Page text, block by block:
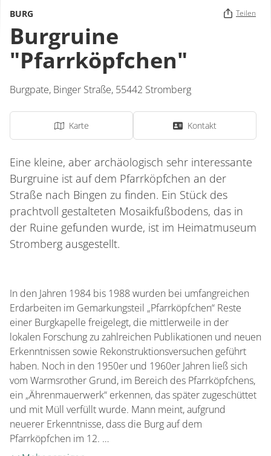
BURG Teilen
Burgruine
"Pfarrköpfchen"
Burgpate, Binger Straße, 55442 Stromberg
Karte Kontakt
Eine kleine, aber archäologisch sehr interessante
Burgruine ist auf dem Pfarrköpfchen an der
Straße nach Bingen zu finden. Ein Stück des
prachtvoll gestalteten Mosaikfußbodens, das in
der Ruine gefunden wurde, ist im Heimatmuseum
Stromberg ausgestellt.
In den Jahren 1984 bis 1988 wurden bei umfangreichen
Erdarbeiten im Gemarkungsteil „Pfarrköpfchen“ Reste
einer Burgkapelle freigelegt, die mittlerweile in der
lokalen Forschung zu zahlreichen Publikationen und neuen
Erkenntnissen sowie Rekonstruktionsversuchen geführt
haben. Noch in den 1950er und 1960er Jahren ließ sich
vom Warmsrother Grund, im Bereich des Pfarrköpfchens,
ein „Ährenmauerwerk“ erkennen, das später zugeschüttet
und mit Müll verfüllt wurde. Mann meint, aufgrund
neuerer Erkenntnisse, dass die Burg auf dem
Pfarrköpfchen im 12. …